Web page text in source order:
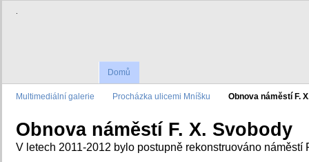
.
Domů
Multimediální galerie Procházka ulicemi Mníšku Obnova náměstí F.
Obnova náměstí F. X. Svobody
V letech 2011-2012 bylo postupně rekonstruováno náměstí